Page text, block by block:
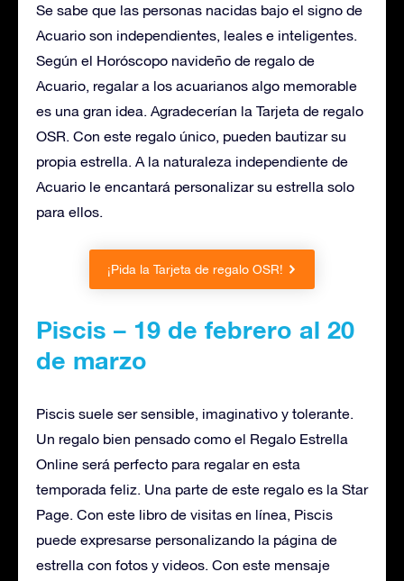
Se sabe que las personas nacidas bajo el signo de
Acuario son independientes, leales e inteligentes.
Según el Horóscopo navideño de regalo de
Acuario, regalar a los acuarianos algo memorable
es una gran idea. Agradecerían la Tarjeta de regalo
OSR. Con este regalo único, pueden bautizar su
propia estrella. A la naturaleza independiente de
Acuario le encantará personalizar su estrella solo
para ellos.
¡Pida la Tarjeta de regalo OSR!
Piscis – 19 de febrero al 20
de marzo
Piscis suele ser sensible, imaginativo y tolerante.
Un regalo bien pensado como el Regalo Estrella
Online será perfecto para regalar en esta
temporada feliz. Una parte de este regalo es la Star
Page. Con este libro de visitas en línea, Piscis
puede expresarse personalizando la página de
estrella con fotos y videos. Con este mensaje